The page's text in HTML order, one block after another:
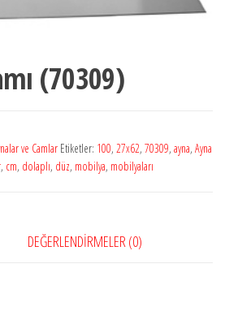
(70309)
ve Camlar Etiketler: 100, 27x62, 70309, ayna, Ayna
, cm, dolaplı, düz, mobilya, mobilyaları
DEĞERLENDIRMELER (0)